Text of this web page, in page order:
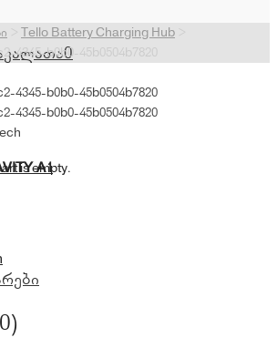
კალათა0
is empty.
A1
Tello Battery Charging Hub
4345-b0b0-45b0504b7820
4345-b0b0-45b0504b7820
4345-b0b0-45b0504b7820